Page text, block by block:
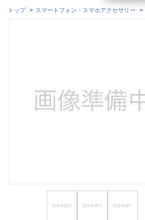
ログイン
閲覧履歴
トップ スマートフォン・スマホアクセサリー